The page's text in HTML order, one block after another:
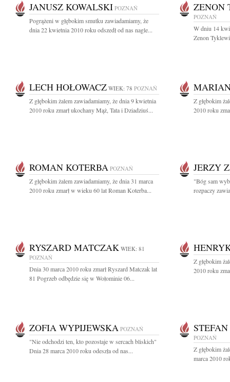
JANUSZ KOWALSKI POZNAŃ
Pogrążeni w głębokim smutku zawiadamiamy, że
dnia 22 kwietnia 2010 roku odszedł od nas nagle...
ZENON
POZNAŃ
W dniu 14
Zenon
LECH HOŁOWACZ WIEK: 78 POZNAŃ
Z głębokim żalem zawiadamiamy, że dnia 9 kwietnia
2010 roku zmarł ukochany Mąż, Tata i Dziadziuś...
Z głębokim
2010 roku
ROMAN KOTERBA POZNAŃ
Z głębokim żalem zawiadamiamy, że dnia 31 marca
2010 roku zmarł w wieku 60 lat Roman Koterba...
JERZY
"Bóg sam
rozpaczy
RYSZARD MATCZAK WIEK: 81
POZNAŃ
Dnia 30 marca 2010 roku zmarł Ryszard Matczak lat
81 Pogrzeb odbędzie się w Wołominie 06...
Z głębokim
2010 roku
ZOFIA WYPIJEWSKA POZNAŃ
"Nie odchodzi ten, kto pozostaje w sercach bliskich"
Dnia 28 marca 2010 roku odeszła od nas...
POZNAŃ
Z głębokim
marca 2010